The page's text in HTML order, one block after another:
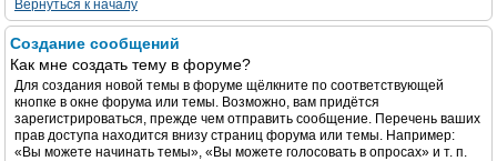
Вернуться к началу
Создание сообщений
Как мне создать тему в форуме?
Для создания новой темы в форуме щёлкните по соответствующей
кнопке в окне форума или темы. Возможно, вам придётся
зарегистрироваться, прежде чем отправить сообщение. Перечень ваших
прав доступа находится внизу страниц форума или темы. Например:
«Вы можете начинать темы», «Вы можете голосовать в опросах» и т. п.